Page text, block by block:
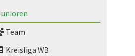
Team
Kreisliga WB